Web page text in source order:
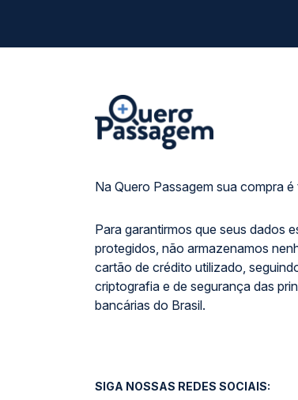
Na Quero Passagem sua compra
Para garantirmos que seus dados
protegidos, não armazenamos
cartão de crédito utilizado,
criptografia e de segurança das
bancárias do Brasil.
SIGA NOSSAS REDES SOCIAIS: